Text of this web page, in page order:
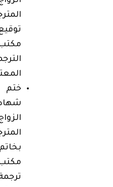
ختم
بخاتم